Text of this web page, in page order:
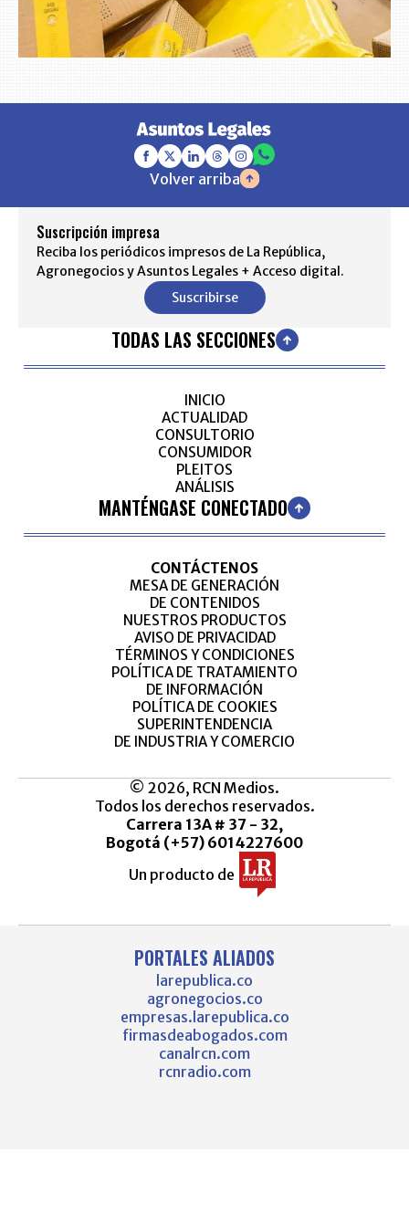
Volver arriba
Suscripción impresa
Reciba los periódicos impresos de La República,
Agronegocios y Asuntos Legales + Acceso digital.
Suscribirse
TODAS LAS SECCIONES
INICIO
ACTUALIDAD
CONSULTORIO
CONSUMIDOR
PLEITOS
ANÁLISIS
MANTÉNGASE CONECTADO
CONTÁCTENOS
MESA DE GENERACIÓN
DE CONTENIDOS
NUESTROS PRODUCTOS
AVISO DE PRIVACIDAD
TÉRMINOS Y CONDICIONES
POLÍTICA DE TRATAMIENTO
DE INFORMACIÓN
POLÍTICA DE COOKIES
SUPERINTENDENCIA
DE INDUSTRIA Y COMERCIO
© 2026, RCN Medios.
Todos los derechos reservados.
Carrera 13A # 37 - 32,
Bogotá (+57) 6014227600
Un producto de
PORTALES ALIADOS
larepublica.co
agronegocios.co
empresas.larepublica.co
firmasdeabogados.com
canalrcn.com
rcnradio.com